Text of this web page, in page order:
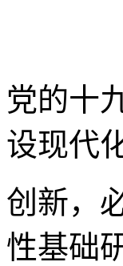
党的十
设现代
创新，
性基础